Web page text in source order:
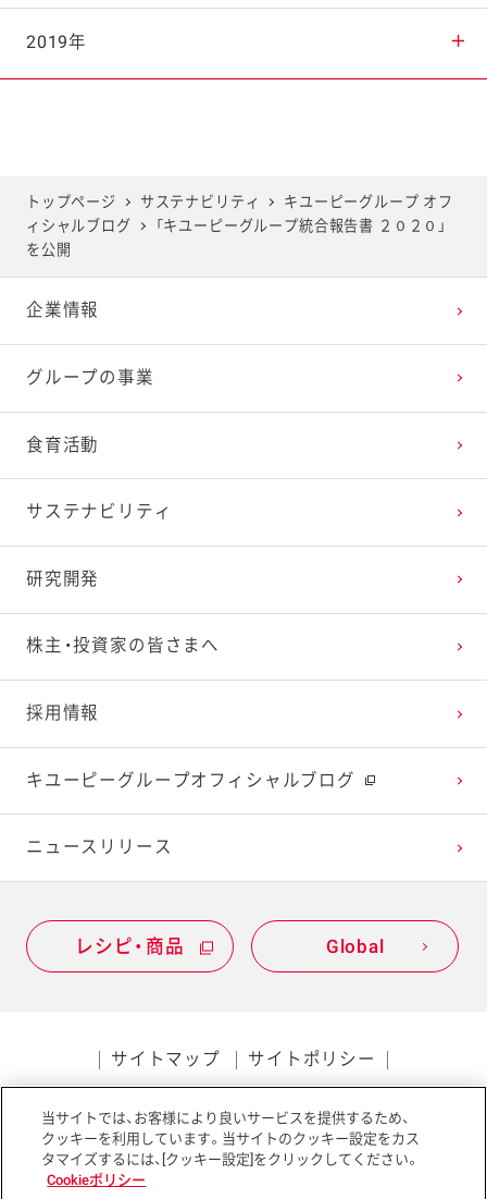
2025年7月
2025年4月
2025年3月
2025年2月
2024年8月
2024年5月
2024年4月
2024年3月
2023年9月
2023年6月
2023年5月
2023年4月
2022年10月
2022年7月
2022年6月
2022年5月
2021年11月
2021年8月
2021年7月
2021年6月
2020年12月
2020年9月
2020年8月
2020年7月
2019年
2019年10月
2019年9月
2019年8月
トップページ サステナビリティ
キユーピーグループ オフ
ィシャルブログ
「キユーピーグループ統合報告書 ２０２０」
を公開
企業情報
グループの事業
食育活動
サステナビリティ
研究開発
株主・投資家の皆さまへ
採用情報
キユーピーグループオフィシャルブログ
ニュースリリース
レシピ・商品 Global
サイトマップ サイトポリシー
ソーシャルメディアポリシー アクセシビリティ
当サイトでは、お客様により良いサービスを提供するため、
クッキーを利用しています。当サイトのクッキー設定をカス
タマイズするには、[クッキー設定]をクリックしてください。
Cookieポリシー